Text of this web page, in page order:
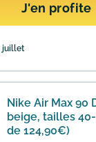
J'en profite
juillet
Nike Air Max 90
beige, tailles
de 124,90€)